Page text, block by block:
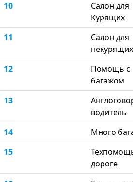
10
Салон для
Курящих
11
Салон для
некурящих
12
Помощь с
багажом
13
водитель
14 Много
15
дороге